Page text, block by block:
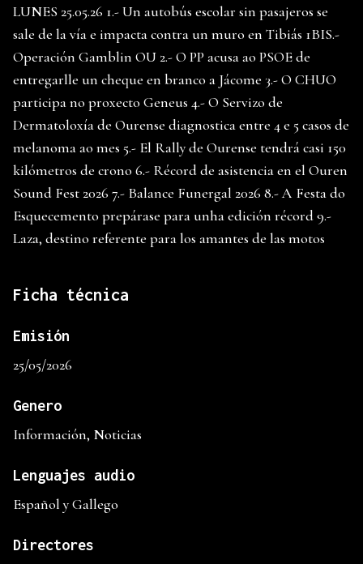
LUNES 25.05.26 1.- Un autobús escolar sin pasajeros se
sale de la vía e impacta contra un muro en Tibiás 1BIS.-
Operación Gamblin OU 2.- O PP acusa ao PSOE de
entregarlle un cheque en branco a Jácome 3.- O CHUO
participa no proxecto Geneus 4.- O Servizo de
Dermatoloxía de Ourense diagnostica entre 4 e 5 casos de
melanoma ao mes 5.- El Rally de Ourense tendrá casi 150
kilómetros de crono 6.- Récord de asistencia en el Ouren
Sound Fest 2026 7.- Balance Funergal 2026 8.- A Festa do
Esquecemento prepárase para unha edición récord 9.-
Laza, destino referente para los amantes de las motos
Ficha técnica
Emisión
25/05/2026
Genero
Información, Noticias
Lenguajes audio
Español y Gallego
Directores